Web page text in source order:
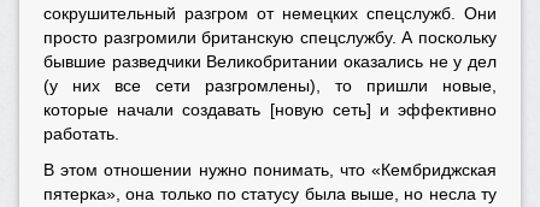
сокрушительный разгром от немецких спецслужб. Они
просто разгромили британскую спецслужбу. А поскольку
бывшие разведчики Великобритании оказались не у дел
(у них все сети разгромлены), то пришли новые,
которые начали создавать [новую сеть] и эффективно
работать.
В этом отношении нужно понимать, что «Кембриджская
пятерка», она только по статусу была выше, но несла ту